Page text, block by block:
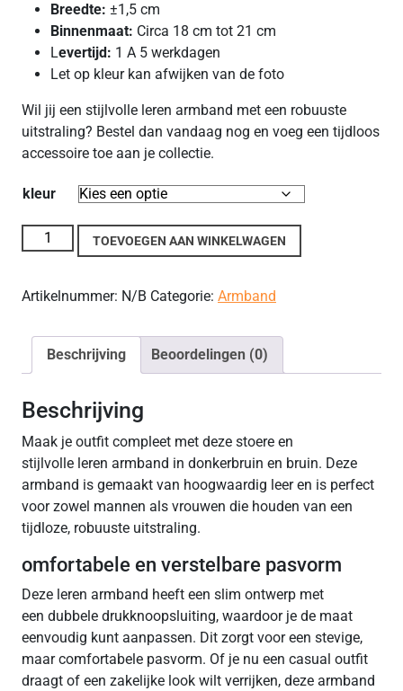
Breedte: ±1,5 cm
Binnenmaat: Circa 18 cm tot 21 cm
Levertijd: 1 A 5 werkdagen
Let op kleur kan afwijken van de foto
Wil jij een stijlvolle leren armband met een robuuste
uitstraling? Bestel dan vandaag nog en voeg een tijdloos
accessoire toe aan je collectie.
kleur
Leren heren armband dubbel kruis x aantal
TOEVOEGEN AAN WINKELWAGEN
Artikelnummer: N/B Categorie: Armband
Beschrijving Beoordelingen (0)
Beschrijving
Maak je outfit compleet met deze stoere en
stijlvolle leren armband in donkerbruin en bruin. Deze
armband is gemaakt van hoogwaardig leer en is perfect
voor zowel mannen als vrouwen die houden van een
tijdloze, robuuste uitstraling.
omfortabele en verstelbare pasvorm
Deze leren armband heeft een slim ontwerp met
een dubbele drukknoopsluiting, waardoor je de maat
eenvoudig kunt aanpassen. Dit zorgt voor een stevige,
maar comfortabele pasvorm. Of je nu een casual outfit
draagt of een zakelijke look wilt verrijken, deze armband